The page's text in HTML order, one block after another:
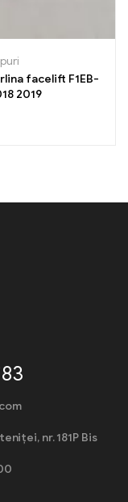
facelift F1EB-
2019
nr. 181P Bis